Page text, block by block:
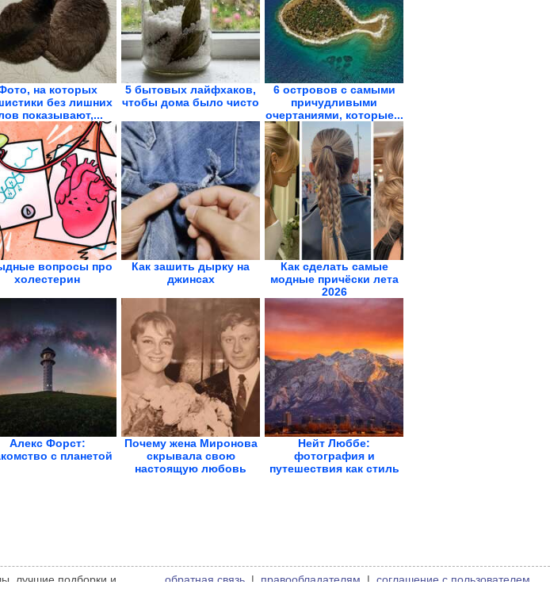
на которых
без лишних
показывают,...
5 бытовых лайфхаков,
чтобы дома было чисто
6 островов с самыми
причудливыми
очертаниями, которые...
вопросы про
холестерин
Как зашить дырку на
джинсах
Как сделать самые
модные причёски лета
2026
Алекс Форст:
с планетой
Почему жена Миронова
скрывала свою
настоящую любовь
Нейт Люббе:
фотография и
путешествия как стиль
лучшие подборки и
обратная связь | правообладателям | соглашение с пользователем